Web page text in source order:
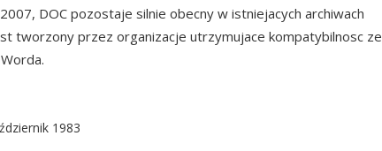
DOC pozostaje silnie obecny w istniejacych archiwach
tworzony przez organizacje utrzymujace kompatybilnosc ze
1983